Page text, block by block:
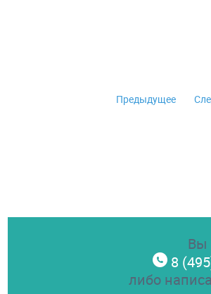
Предыдущее
Вы
8
либо